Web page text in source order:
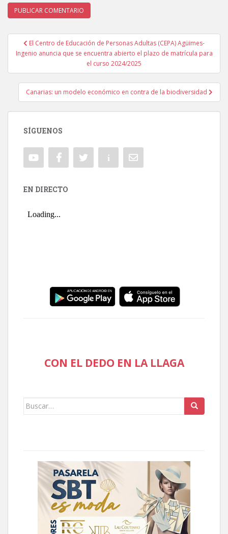
Navegación de entradas
El Centro de Educación de Personas Adultas (CEPA) Agüimes-
Ingenio anuncia que se encuentra abierto el plazo de matrícula para
el curso 2024/2025
Canarias: un modelo económico en contra de la biodiversidad
SÍGUENOS
EN DIRECTO
CON EL DEDO EN LA LLAGA
Buscar: